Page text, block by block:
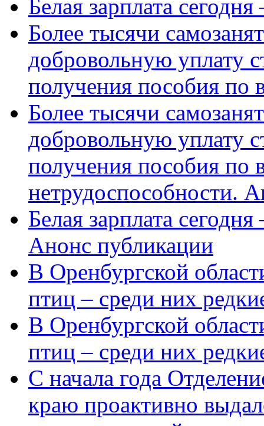
Белая зарплата
Более тысячи
добровольную уплату
получения пособия по
Более тысячи
добровольную уплату
получения пособия по
нетрудоспособности.
Белая зарплата
Анонс публикации
В Оренбургской
птиц – среди них
В Оренбургской
птиц – среди них
С начала года
краю проактивно